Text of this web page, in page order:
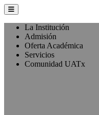
La Institución
Admisión
Oferta Académica
Servicios
Comunidad UATx